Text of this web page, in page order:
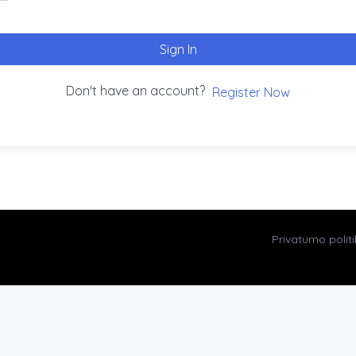
Sign In
Don't have an account? Register Now
Privatumo